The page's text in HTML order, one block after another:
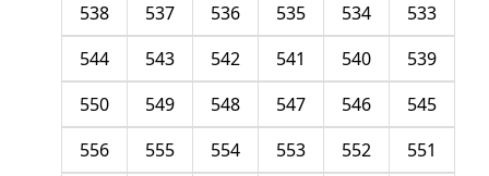
533
534
535
536
537
538
539
540
541
542
543
544
545
546
547
548
549
550
551
552
553
554
555
556